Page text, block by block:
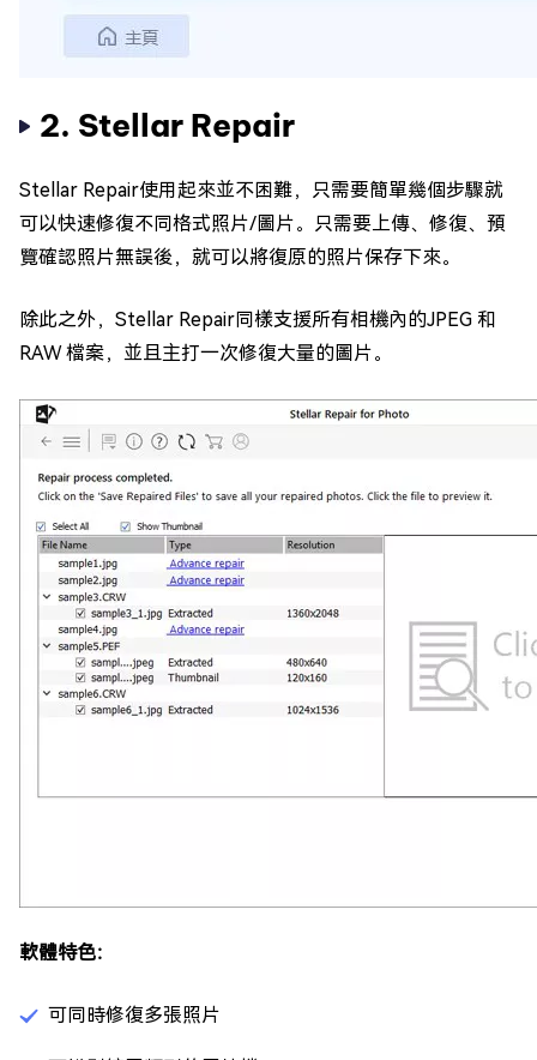
2. Stellar Repair
Stellar Repair使用起來並不困難，只需要簡單幾個步驟就
可以快速修復不同格式照片/圖片。只需要上傳、修復、預
覽確認照片無誤後，就可以將復原的照片保存下來。
除此之外，Stellar Repair同樣支援所有相機內的JPEG 和
RAW 檔案，並且主打一次修復大量的圖片。
軟體特色：
可同時修復多張照片